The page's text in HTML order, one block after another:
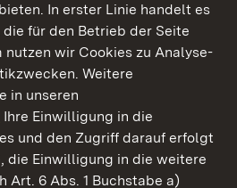
In erster Linie handelt es
für den Betrieb der Seite
wir Cookies zu Analyse-
Weitere
in unseren
Ihre Einwilligung in die
und den Zugriff darauf erfolgt
die Einwilligung in die weitere
Art. 6 Abs. 1 Buchstabe a)
Baden‑Württemberg
Gärten Baden-Württemberg